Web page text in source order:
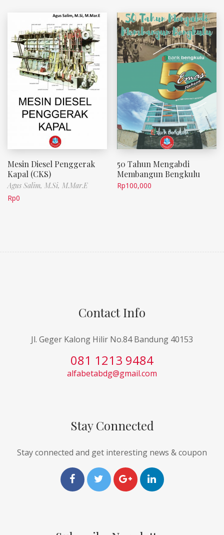
Mesin Diesel Penggerak
Kapal (CKS)
Agus Salim, M.Si, M.Mar.E
Rp0
50 Tahun Mengabdi
Membangun Bengkulu
Rp100,000
Contact Info
Jl. Geger Kalong Hilir No.84 Bandung 40153
081 1213 9484
alfabetabdg@gmail.com
Stay Connected
Stay connected and get interesting news & coupon